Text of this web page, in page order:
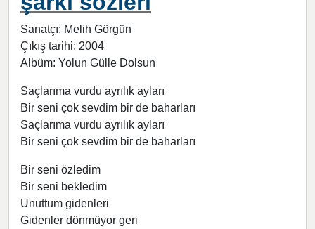
Sanatçı: Melih Görgün
Çıkış tarihi: 2004
Albüm: Yolun Gülle Dolsun
Saçlarıma vurdu ayrılık ayları
Bir seni çok sevdim bir de baharları
Saçlarıma vurdu ayrılık ayları
Bir seni çok sevdim bir de baharları
Bir seni özledim
Bir seni bekledim
Unuttum gidenleri
Gidenler dönmüyor geri